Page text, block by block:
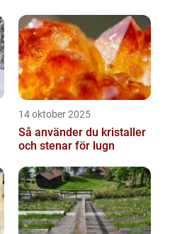
14 oktober 2025
Så använder du kristaller
och stenar för lugn